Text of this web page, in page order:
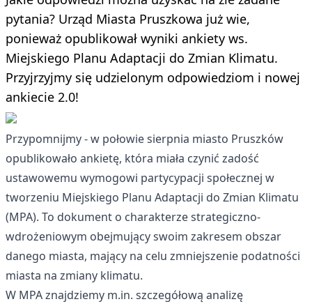
pytania? Urząd Miasta Pruszkowa już wie,
ponieważ opublikował wyniki ankiety ws.
Miejskiego Planu Adaptacji do Zmian Klimatu.
Przyjrzyjmy się udzielonym odpowiedziom i nowej
ankiecie 2.0!
Przypomnijmy - w połowie sierpnia miasto Pruszków
opublikowało ankietę, która miała czynić zadość
ustawowemu wymogowi partycypacji społecznej w
tworzeniu Miejskiego Planu Adaptacji do Zmian Klimatu
(MPA). To dokument o charakterze strategiczno-
wdrożeniowym obejmujący swoim zakresem obszar
danego miasta, mający na celu zmniejszenie podatności
miasta na zmiany klimatu.
W MPA znajdziemy m.in. szczegółową analizę